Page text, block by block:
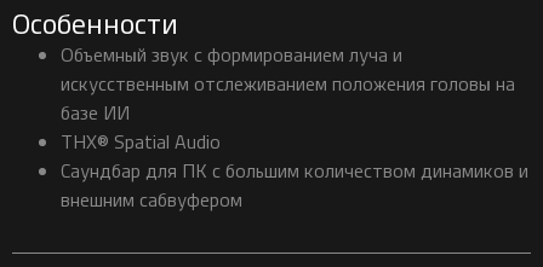
Особенности
Объемный звук с формированием луча и
искусственным отслеживанием положения головы на
базе ИИ
THX® Spatial Audio
Саундбар для ПК с большим количеством динамиков и
внешним сабвуфером